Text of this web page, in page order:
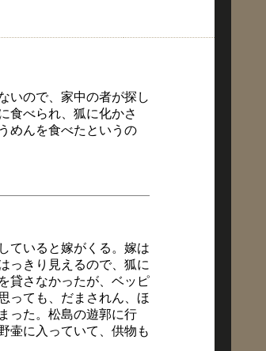
いので、家中の者が探し
食べられ、狐に化かさ
めんを食べたというの
ていると嫁がくる。嫁は
っきり見えるので、狐に
貸さなかったが、ベッピ
っても、だまされん、ほ
った。松島の遊郭に行
壷に入っていて、供物も